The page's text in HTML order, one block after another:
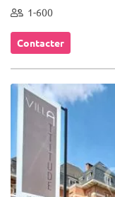
1-600
Contacter